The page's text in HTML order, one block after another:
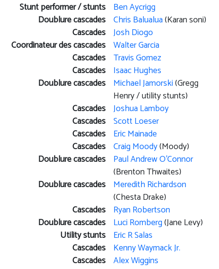
Stunt performer / stunts Ben Aycrigg
Doublure cascades Chris Balualua(Karan soni)
Cascades Josh Diogo
Coordinateur des cascades Walter Garcia
Cascades Travis Gomez
Cascades Isaac Hughes
Doublure cascades Michael Jamorski(Gregg
Henry / utility stunts)
Cascades Joshua Lamboy
Cascades Scott Loeser
Cascades Eric Mainade
Cascades Craig Moody(Moody)
Doublure cascades Paul Andrew O'Connor
(Brenton Thwaites)
Doublure cascades Meredith Richardson
(Chesta Drake)
Cascades Ryan Robertson
Doublure cascades Luci Romberg(Jane Levy)
Utility stunts Eric R Salas
Cascades Kenny Waymack Jr.
Cascades Alex Wiggins